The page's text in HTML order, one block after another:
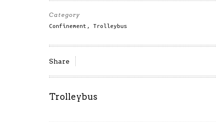
Category
Confinement , Trolleybus
Share
Trolleybus